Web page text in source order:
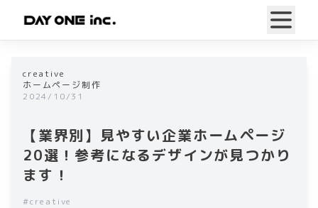
creative
ホームページ制作
2024/10/31
【業界別】見やすい企業ホームページ
20選！参考になるデザインが見つかり
ます！
#creative